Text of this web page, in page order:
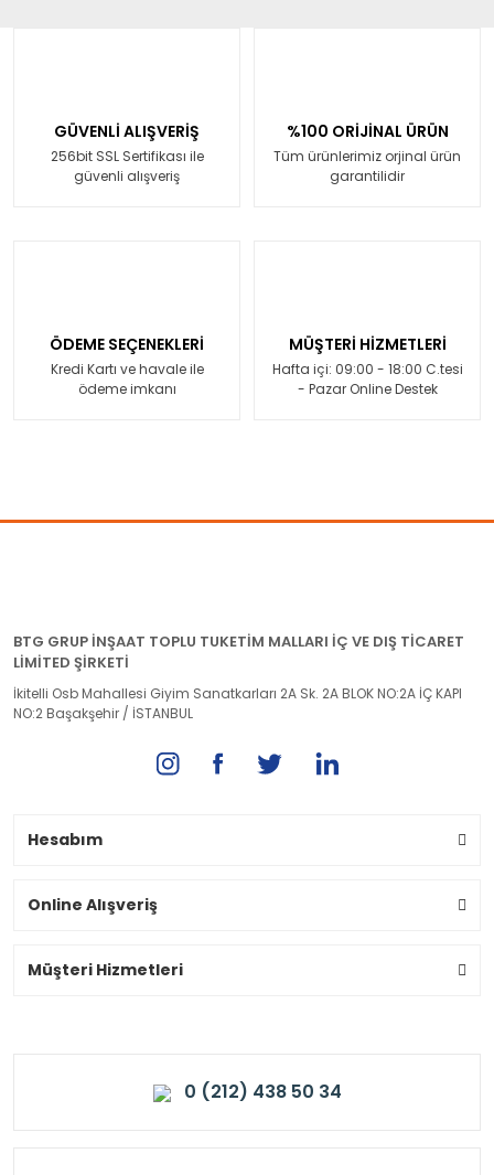
GÜVENLİ ALIŞVERİŞ
256bit SSL Sertifikası ile
güvenli alışveriş
%100 ORİJİNAL ÜRÜN
Tüm ürünlerimiz orjinal ürün
garantilidir
ÖDEME SEÇENEKLERİ
Kredi Kartı ve havale ile
ödeme imkanı
MÜŞTERİ HİZMETLERİ
Hafta içi: 09:00 - 18:00 C.tesi
- Pazar Online Destek
BTG GRUP İNŞAAT TOPLU TUKETİM MALLARI İÇ VE DIŞ TİCARET
LİMİTED ŞİRKETİ
İkitelli Osb Mahallesi Giyim Sanatkarları 2A Sk. 2A BLOK NO:2A İÇ KAPI
NO:2 Başakşehir / İSTANBUL
Hesabım
Online Alışveriş
Müşteri Hizmetleri
0 (212) 438 50 34